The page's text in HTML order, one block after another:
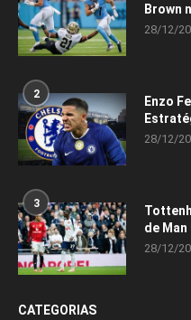
Brown
28/12/
2
Enzo
28/12/
3
de
28/12/
CATEGORIAS